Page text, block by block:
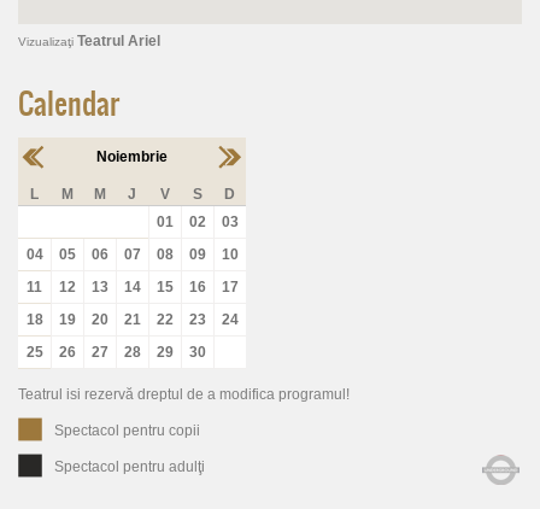
Calendar
Noiembrie
L M M J V S
D
01
02
03
04
05 06 07 08 09
10
11
12 13 14 15 16
17
18
19 20 21 22 23
24
25
26 27 28 29 30
Teatrul isi rezervă dreptul de a modifica programul!
Spectacol pentru copii
Spectacol pentru adulţi
Vizualizaţi Teatrul Ariel